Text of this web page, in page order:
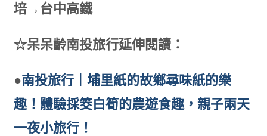
培→台中高鐵
☆呆呆齡南投旅行延伸閱讀：
●南投旅行｜埔里紙的故鄉尋味紙的樂
趣！體驗採筊白筍的農遊食趣，親子兩天
一夜小旅行！